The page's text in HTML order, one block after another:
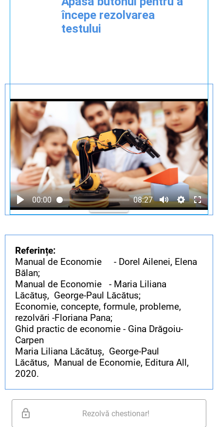
începe rezolvarea
testului
00:00 08:27
Referințe:
Manual de Economie - Dorel Ailenei, Elena
Bălan;
Manual de Economie - Maria Liliana
Lăcătuș, George-Paul Lăcătus;
Economie, concepte, formule, probleme,
rezolvări -Floriana Pana;
Ghid practic de economie - Gina Drăgoiu-
Carpen
Maria Liliana Lăcătuș, George-Paul
Lăcătus, Manual de Economie, Editura All,
2020.
Rezolvă chestionar!